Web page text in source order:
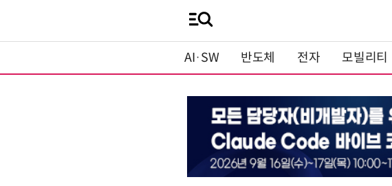
AI·SW 반도체 전자 모빌리티